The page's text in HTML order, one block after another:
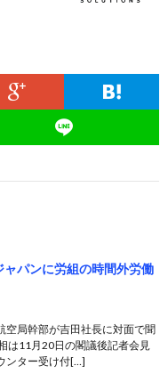
パンに労組の時間外労働
空局幹部が吉田社長に対面で聞
は11月20日の閣議後記者会見
ンター受け付[…]